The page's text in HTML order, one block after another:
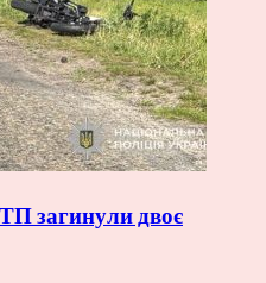
загинули двоє